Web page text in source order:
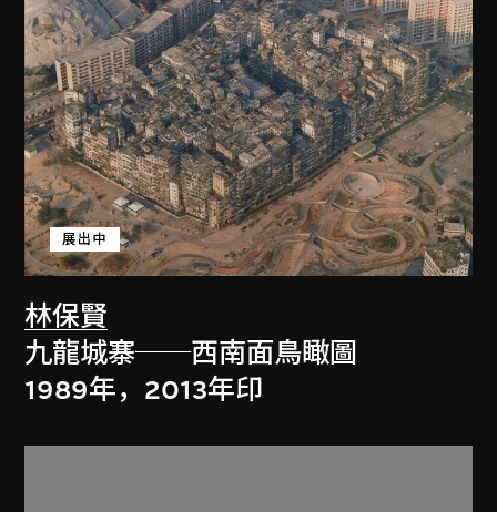
林保賢
展出中
九龍城寨──西南面鳥瞰圖
1989年，2013年印